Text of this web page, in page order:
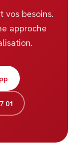
vos besoins.
approche
01